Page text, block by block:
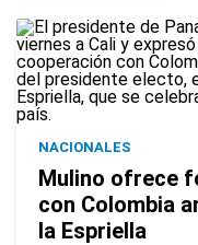
NACIONALES
Mulino ofrece
con Colombia
la Espriella